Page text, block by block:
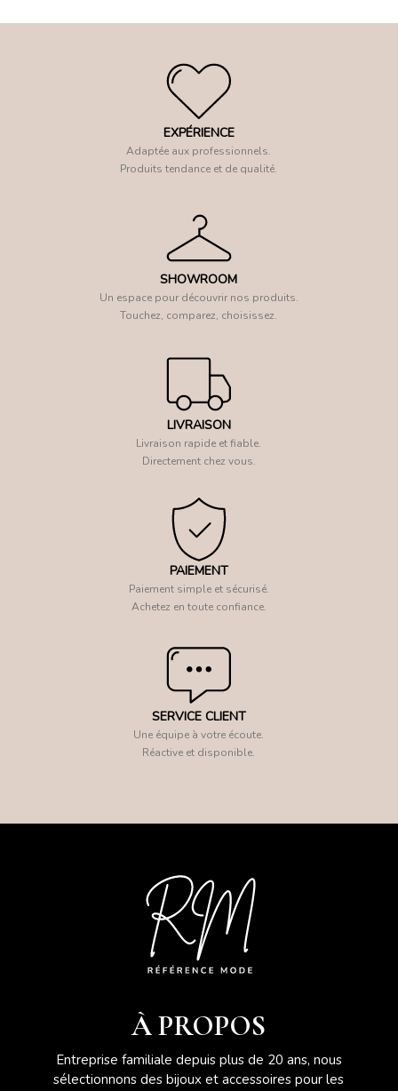
EXPÉRIENCE
Adaptée aux professionnels.
Produits tendance et de qualité.
SHOWROOM
Un espace pour découvrir nos produits.
Touchez, comparez, choisissez.
LIVRAISON
Livraison rapide et fiable.
Directement chez vous.
PAIEMENT
Paiement simple et sécurisé.
Achetez en toute confiance.
SERVICE CLIENT
Une équipe à votre écoute.
Réactive et disponible.
À PROPOS
Entreprise familiale depuis plus de 20 ans, nous
sélectionnons des bijoux et accessoires pour les